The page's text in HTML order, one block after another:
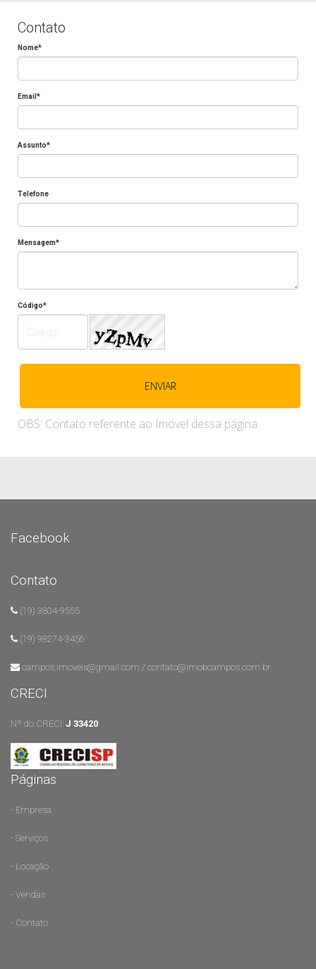
Contato
Nome*
Email*
Assunto*
Telefone
Mensagem*
Código*
OBS: Contato referente ao Imóvel dessa página.
Facebook
Contato
(19) 3804-9555
(19) 98274-3456
campos.imoveis@gmail.com / contato@imobcampos.com.br
CRECI
Nº do CRECI: J 33420
Páginas
- Empresa
- Serviços
- Locação
- Vendas
- Contato